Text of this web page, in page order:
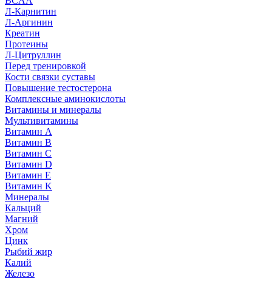
Л-Карнитин
Л-Аргинин
Креатин
Протеины
Л-Цитруллин
Перед тренировкой
Кости связки суставы
Повышение тестостерона
Комплексные аминокислоты
Витамины и минералы
Мультивитамины
Витамин A
Витамин B
Витамин C
Витамин D
Витамин E
Витамин K
Минералы
Кальций
Магний
Хром
Цинк
Рыбий жир
Калий
Железо